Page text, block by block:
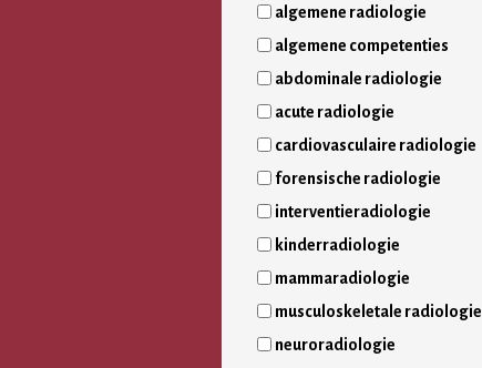
algemene radiologie
algemene competenties
abdominale radiologie
acute radiologie
cardiovasculaire radiologie
forensische radiologie
interventieradiologie
kinderradiologie
mammaradiologie
musculoskeletale radiologie
neuroradiologie